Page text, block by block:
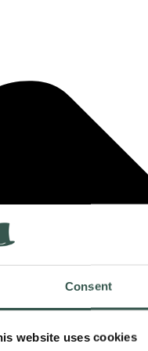
Consent
website uses cookies